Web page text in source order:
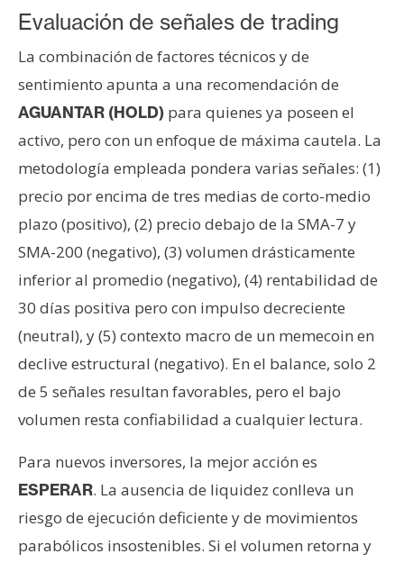
Evaluación de señales de trading
La combinación de factores técnicos y de
sentimiento apunta a una recomendación de
AGUANTAR (HOLD) para quienes ya poseen el
activo, pero con un enfoque de máxima cautela. La
metodología empleada pondera varias señales: (1)
precio por encima de tres medias de corto-medio
plazo (positivo), (2) precio debajo de la SMA-7 y
SMA-200 (negativo), (3) volumen drásticamente
inferior al promedio (negativo), (4) rentabilidad de
30 días positiva pero con impulso decreciente
(neutral), y (5) contexto macro de un memecoin en
declive estructural (negativo). En el balance, solo 2
de 5 señales resultan favorables, pero el bajo
volumen resta confiabilidad a cualquier lectura.
Para nuevos inversores, la mejor acción es
ESPERAR. La ausencia de liquidez conlleva un
riesgo de ejecución deficiente y de movimientos
parabólicos insostenibles. Si el volumen retorna y